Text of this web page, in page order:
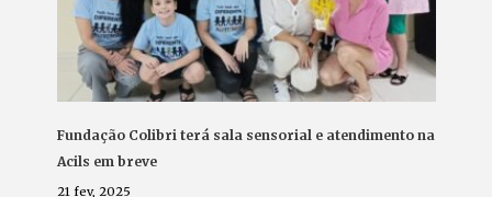
Fundação Colibri terá sala sensorial e atendimento na
Acils em breve
21 fev, 2025